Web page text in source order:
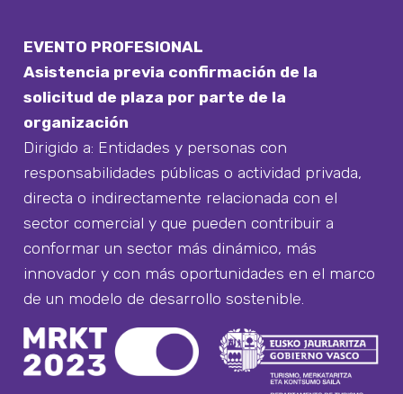
EVENTO PROFESIONAL
Asistencia previa confirmación de la
solicitud de plaza por parte de la
organización
Dirigido a: Entidades y personas con
responsabilidades públicas o actividad privada,
directa o indirectamente relacionada con el
sector comercial y que pueden contribuir a
conformar un sector más dinámico, más
innovador y con más oportunidades en el marco
de un modelo de desarrollo sostenible.